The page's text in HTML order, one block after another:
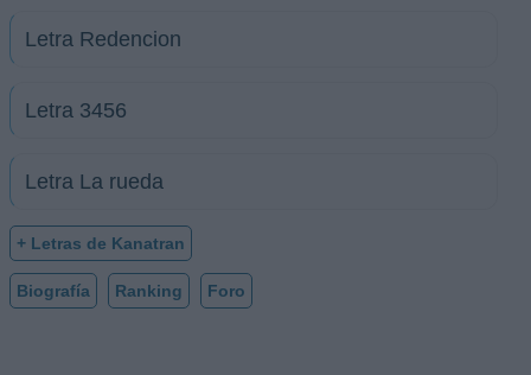
Letra Redencion
Letra 3456
Letra La rueda
+ Letras de Kanatran
Biografía Ranking Foro